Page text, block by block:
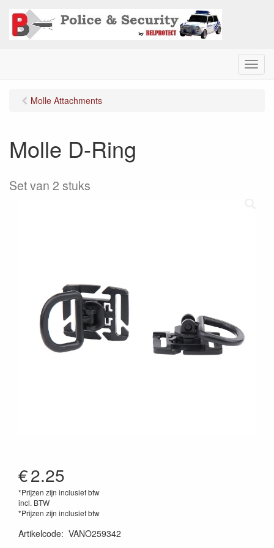
M
e
Molle Attachments
Molle D-Ring
Set van 2 stuks
€2.25
*Prijzen zijn inclusief btw
incl. BTW
*Prijzen zijn inclusief btw
Artikelcode: VANO259342